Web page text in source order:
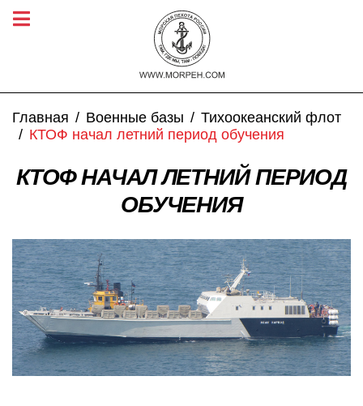
Главная Военные базы
Тихоокеанский флот
КТОФ начал летний период обучения
КТОФ НАЧАЛ ЛЕТНИЙ ПЕРИОД
ОБУЧЕНИЯ